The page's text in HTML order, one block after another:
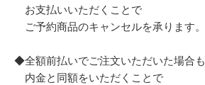
お支払いいただくことで
ご予約商品のキャンセルを承ります。
◆全額前払いでご注文いただいた場合も
内金と同額をいただくことで